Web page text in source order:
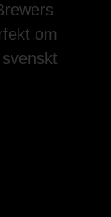
om